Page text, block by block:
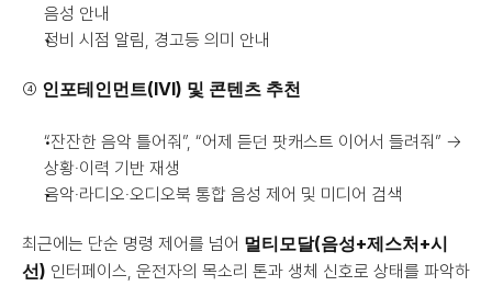
음성 안내
정비 시점 알림, 경고등 의미 안내
④ 인포테인먼트(IVI) 및 콘텐츠 추천
“잔잔한 음악 틀어줘”, “어제 듣던 팟캐스트 이어서 들려줘” →
상황·이력 기반 재생
음악·라디오·오디오북 통합 음성 제어 및 미디어 검색
최근에는 단순 명령 제어를 넘어 멀티모달(음성+제스처+시
선) 인터페이스, 운전자의 목소리 톤과 생체 신호로 상태를 파악하